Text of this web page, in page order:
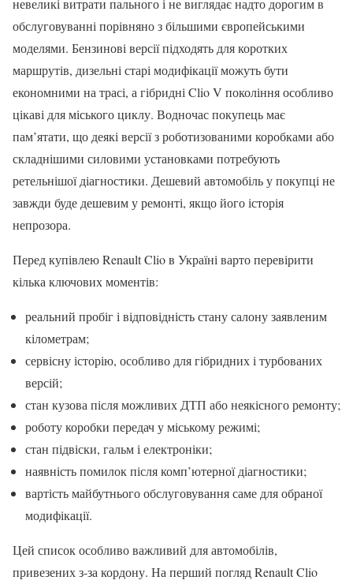
невеликі витрати пального і не виглядає надто дорогим в
обслуговуванні порівняно з більшими європейськими
моделями. Бензинові версії підходять для коротких
маршрутів, дизельні старі модифікації можуть бути
економними на трасі, а гібридні Clio V покоління особливо
цікаві для міського циклу. Водночас покупець має
пам’ятати, що деякі версії з роботизованими коробками або
складнішими силовими установками потребують
ретельнішої діагностики. Дешевий автомобіль у покупці не
завжди буде дешевим у ремонті, якщо його історія
непрозора.
Перед купівлею Renault Clio в Україні варто перевірити
кілька ключових моментів:
реальний пробіг і відповідність стану салону заявленим
кілометрам;
сервісну історію, особливо для гібридних і турбованих
версій;
стан кузова після можливих ДТП або неякісного ремонту;
роботу коробки передач у міському режимі;
стан підвіски, гальм і електроніки;
наявність помилок після комп’ютерної діагностики;
вартість майбутнього обслуговування саме для обраної
модифікації.
Цей список особливо важливий для автомобілів,
привезених з-за кордону. На перший погляд Renault Clio